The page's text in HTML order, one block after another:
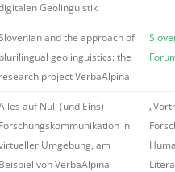
Geolinguistik
and the approach of
plurilingual geolinguistics: the
research project VerbaAlpina
auf Null (und Eins) –
Forschungskommunikation in
Umgebung, am
Beispiel von VerbaAlpina